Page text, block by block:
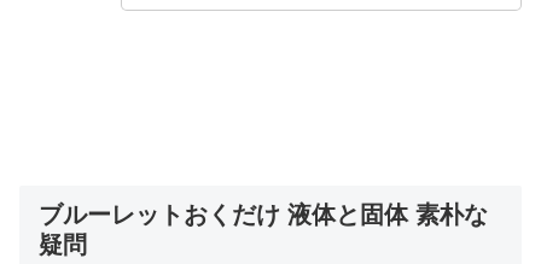
ブルーレットおくだけ 液体と固体 素朴な
疑問